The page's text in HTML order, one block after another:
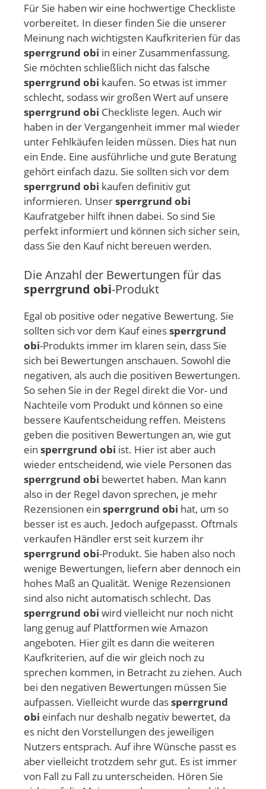
Für Sie haben wir eine hochwertige Checkliste
vorbereitet. In dieser finden Sie die unserer
Meinung nach wichtigsten Kaufkriterien für das
sperrgrund obi in einer Zusammenfassung.
Sie möchten schließlich nicht das falsche
sperrgrund obi kaufen. So etwas ist immer
schlecht, sodass wir großen Wert auf unsere
sperrgrund obi Checkliste legen. Auch wir
haben in der Vergangenheit immer mal wieder
unter Fehlkäufen leiden müssen. Dies hat nun
ein Ende. Eine ausführliche und gute Beratung
gehört einfach dazu. Sie sollten sich vor dem
sperrgrund obi kaufen definitiv gut
informieren. Unsersperrgrund obi
Kaufratgeber hilft ihnen dabei. So sind Sie
perfekt informiert und können sich sicher sein,
dass Sie den Kauf nicht bereuen werden.
Die Anzahl der Bewertungen für das
sperrgrund obi-Produkt
Egal ob positive oder negative Bewertung. Sie
sollten sich vor dem Kauf einessperrgrund
obi-Produkts immer im klaren sein, dass Sie
sich bei Bewertungen anschauen. Sowohl die
negativen, als auch die positiven Bewertungen.
So sehen Sie in der Regel direkt die Vor- und
Nachteile vom Produkt und können so eine
bessere Kaufentscheidung reffen. Meistens
geben die positiven Bewertungen an, wie gut
ein sperrgrund obi ist. Hier ist aber auch
wieder entscheidend, wie viele Personen das
sperrgrund obi bewertet haben. Man kann
also in der Regel davon sprechen, je mehr
Rezensionen ein sperrgrund obi hat, um so
besser ist es auch. Jedoch aufgepasst. Oftmals
verkaufen Händler erst seit kurzem ihr
sperrgrund obi-Produkt. Sie haben also noch
wenige Bewertungen, liefern aber dennoch ein
hohes Maß an Qualität. Wenige Rezensionen
sind also nicht automatisch schlecht. Das
sperrgrund obi wird vielleicht nur noch nicht
lang genug auf Plattformen wie Amazon
angeboten. Hier gilt es dann die weiteren
Kaufkriterien, auf die wir gleich noch zu
sprechen kommen, in Betracht zu ziehen. Auch
bei den negativen Bewertungen müssen Sie
aufpassen. Vielleicht wurde dassperrgrund
obi einfach nur deshalb negativ bewertet, da
es nicht den Vorstellungen des jeweiligen
Nutzers entsprach. Auf ihre Wünsche passt es
aber vielleicht trotzdem sehr gut. Es ist immer
von Fall zu Fall zu unterscheiden. Hören Sie